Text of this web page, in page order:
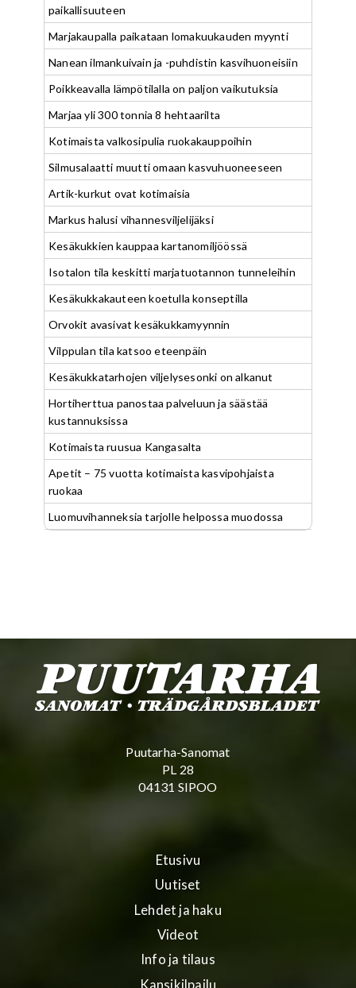
paikallisuuteen
Marjakaupalla paikataan lomakuukauden myynti
Nanean ilmankuivain ja -puhdistin kasvihuoneisiin
Poikkeavalla lämpötilalla on paljon vaikutuksia
Marjaa yli 300 tonnia 8 hehtaarilta
Kotimaista valkosipulia ruokakauppoihin
Silmusalaatti muutti omaan kasvuhuoneeseen
Artik-kurkut ovat kotimaisia
Markus halusi vihannesviljelijäksi
Kesäkukkien kauppaa kartanomiljöössä
Isotalon tila keskitti marjatuotannon tunneleihin
Kesäkukkakauteen koetulla konseptilla
Orvokit avasivat kesäkukkamyynnin
Vilppulan tila katsoo eteenpäin
Kesäkukkatarhojen viljelysesonki on alkanut
Hortiherttua panostaa palveluun ja säästää
kustannuksissa
Kotimaista ruusua Kangasalta
Apetit – 75 vuotta kotimaista kasvipohjaista
ruokaa
Luomuvihanneksia tarjolle helpossa muodossa
Puutarha-Sanomat
PL 28
04131 SIPOO
Etusivu
Uutiset
Lehdet ja haku
Videot
Info ja tilaus
Kansikilpailu